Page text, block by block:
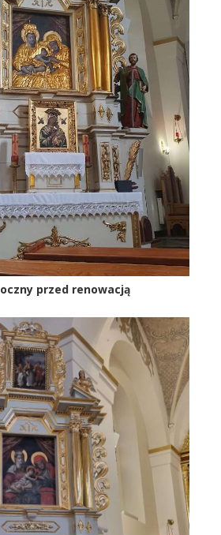
przed renowacją